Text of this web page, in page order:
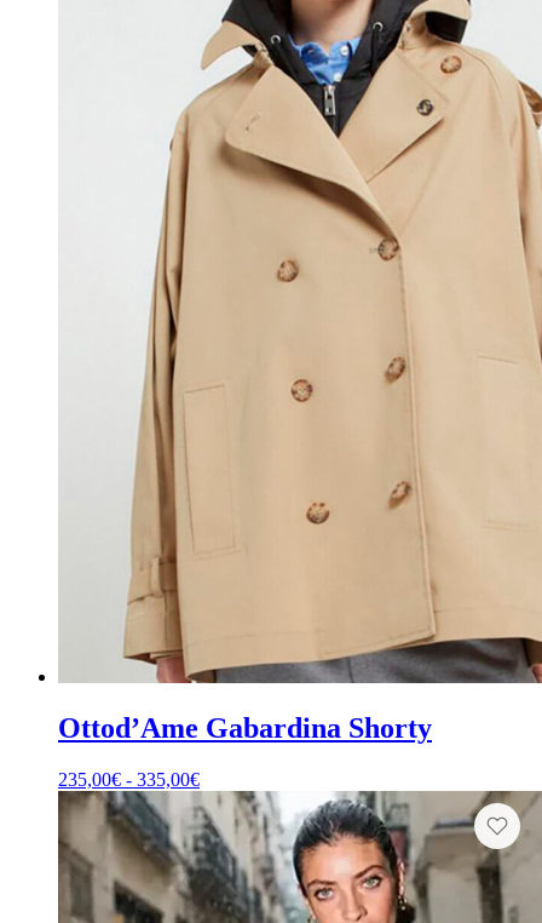
Ottod’Ame Gabardina Shorty
235,00€ - 335,00€Rango
precios:
desde
235,00€
hasta
335,00€